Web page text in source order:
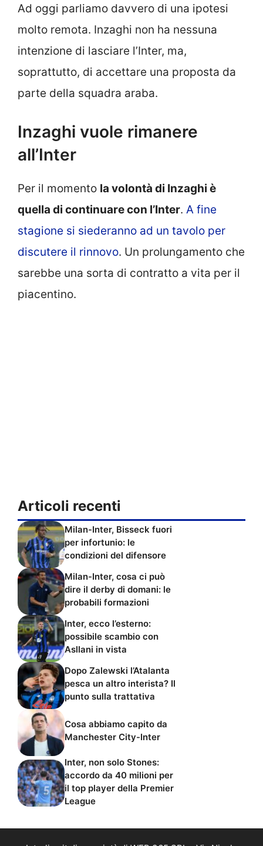
Ad oggi parliamo davvero di una ipotesi
molto remota. Inzaghi non ha nessuna
intenzione di lasciare l’Inter, ma,
soprattutto, di accettare una proposta da
parte della squadra araba.
Inzaghi vuole rimanere
all’Inter
Per il momento la volontà di Inzaghi è
quella di continuare con l’Inter. A fine
stagione si siederanno ad un tavolo per
discutere il rinnovo. Un prolungamento che
sarebbe una sorta di contratto a vita per il
piacentino.
Articoli recenti
Milan-Inter, Bisseck fuori
per infortunio: le
condizioni del difensore
Milan-Inter, cosa ci può
dire il derby di domani: le
probabili formazioni
Inter, ecco l’esterno:
possibile scambio con
Asllani in vista
Dopo Zalewski l’Atalanta
pesca un altro interista? Il
punto sulla trattativa
Cosa abbiamo capito da
Manchester City-Inter
Inter, non solo Stones:
accordo da 40 milioni per
il top player della Premier
League